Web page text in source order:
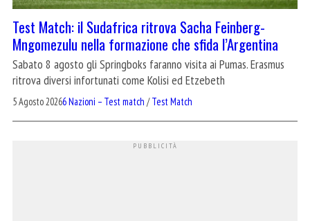
Test Match: il Sudafrica ritrova Sacha Feinberg-
Mngomezulu nella formazione che sfida l’Argentina
Sabato 8 agosto gli Springboks faranno visita ai Pumas. Erasmus
ritrova diversi infortunati come Kolisi ed Etzebeth
5 Agosto 20266 Nazioni – Test match /Test Match